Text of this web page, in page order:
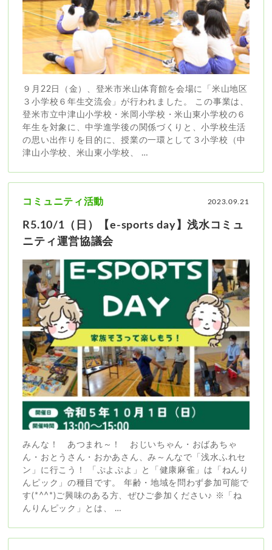
９月22日（金）、登米市米山体育館を会場に「米山地区
３小学校６年生交流会」が行われました。 この事業は、
登米市立中津山小学校・米岡小学校・米山東小学校の６
年生を対象に、中学進学後の関係づくりと、小学校生活
の思い出作りを目的に、授業の一環として３小学校（中
津山小学校、米山東小学校、 …
2023.09.21
コミュニティ活動
R5.10/1（日）【e-sports day】浅水コミュ
ニティ運営協議会
みんな！ あつまれ～！ おじいちゃん・おばあちゃ
ん・おとうさん・おかあさん、み～んなで「浅水ふれセ
ン」に行こう！ 「ぷよぷよ」と「健康麻雀」は「ねんり
んピック」の種目です。 年齢・地域を問わず参加可能で
す(*^^*)ご興味のある方、ぜひご参加ください♪ ※「ね
んりんピック」とは、 …